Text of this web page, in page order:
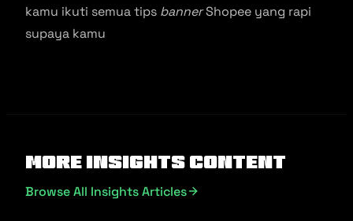
kamu ikuti semua tips bannerShopee yang rapi
supaya kamu
More Insights Content
Browse All Insights Articles